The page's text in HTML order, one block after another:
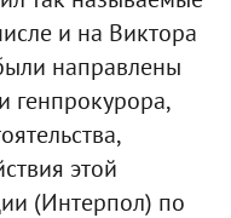
и на Виктора
направлены
генпрокурора,
этой
(Интерпол) по